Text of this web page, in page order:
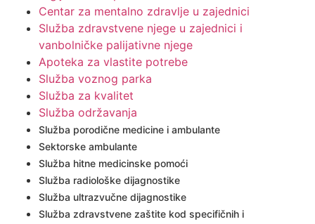
Centar za mentalno zdravlje u zajednici
Služba zdravstvene njege u zajednici i
vanbolničke palijativne njege
Apoteka za vlastite potrebe
Služba voznog parka
Služba za kvalitet
Služba održavanja
Služba porodične medicine i ambulante
Sektorske ambulante
Služba hitne medicinske pomoći
Služba radiološke dijagnostike
Služba ultrazvučne dijagnostike
Služba zdravstvene zaštite kod specifičnih i